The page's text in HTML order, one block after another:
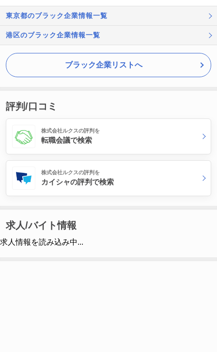
東京都のブラック企業情報一覧
港区のブラック企業情報一覧
ブラック企業リストへ
評判/口コミ
株式会社ルクスの評判を
転職会議で検索
株式会社ルクスの評判を
カイシャの評判で検索
求人/バイト情報
求人情報を読み込み中...